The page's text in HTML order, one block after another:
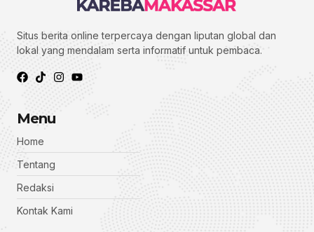
Situs berita online terpercaya dengan liputan global dan
lokal yang mendalam serta informatif untuk pembaca.
Menu
Home
Tentang
Redaksi
Kontak Kami